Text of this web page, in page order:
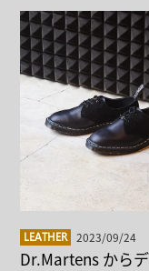
LEATHER 2023/09/24
Dr.Martens から